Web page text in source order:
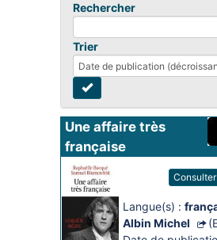
Rechercher
Trier
Une affaire très
française
Langue(s) :
Albin Michel